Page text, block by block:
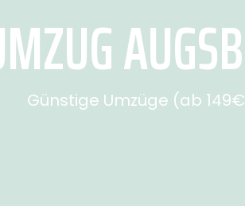
Günstige Umzüge (ab